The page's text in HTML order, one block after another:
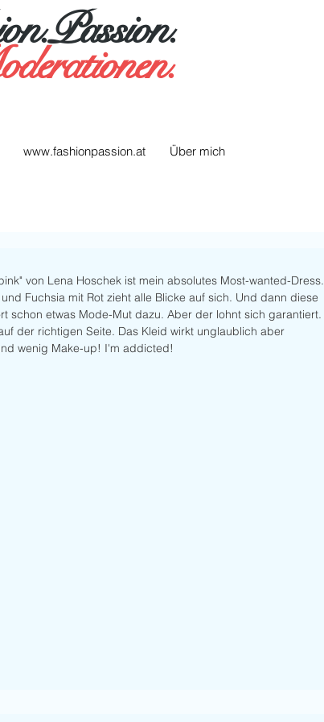
www.fashionpassion.at Über mich
von Lena Hoschek ist mein absolutes Most-wanted-Dress.
Fuchsia mit Rot zieht alle Blicke auf sich. Und dann diese
schon etwas Mode-Mut dazu. Aber der lohnt sich garantiert.
der richtigen Seite. Das Kleid wirkt unglaublich aber
wenig Make-up! I'm addicted!